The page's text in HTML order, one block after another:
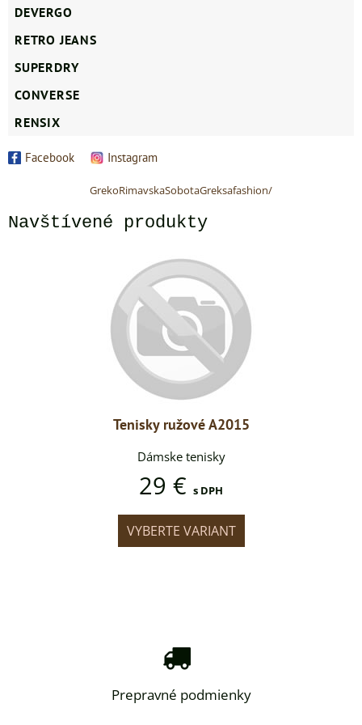
DEVERGO
RETRO JEANS
SUPERDRY
CONVERSE
RENSIX
Facebook Instagram
GrekoRimavskaSobotaGreksafashion/
Navštívené produkty
Tenisky ružové A2015
Dámske tenisky
29 € s DPH
VYBERTE VARIANT
Prepravné podmienky